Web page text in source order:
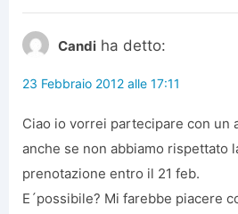
Candi ha detto:
23 Febbraio 2012 alle 17:11
Ciao io vorrei partecipare con un
anche se non abbiamo rispettato
prenotazione entro il 21 feb.
E´possibile? Mi farebbe piacere